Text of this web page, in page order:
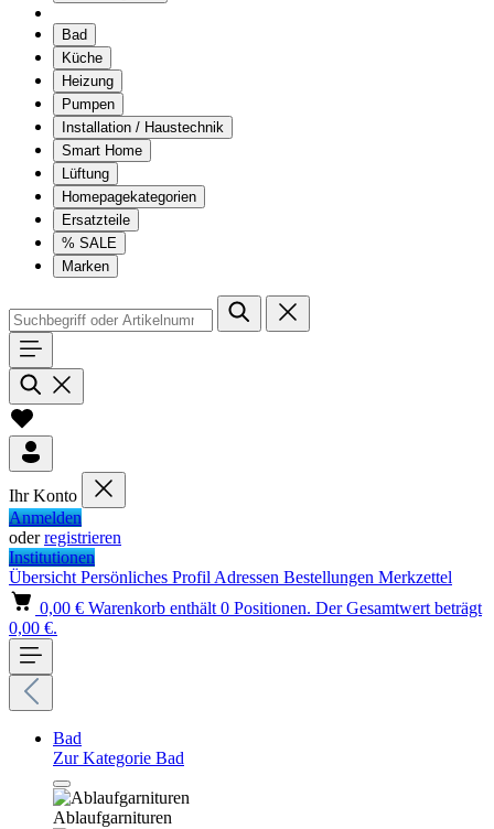
Bad
Küche
Heizung
Pumpen
Installation / Haustechnik
Smart Home
Lüftung
Homepagekategorien
Ersatzteile
% SALE
Marken
Ihr Konto
Anmelden
oderregistrieren
Institutionen
Übersicht Persönliches Profil Adressen Bestellungen Merkzettel
0,00 € Warenkorb enthält 0 Positionen. Der Gesamtwert beträgt
0,00 €.
Bad
Zur Kategorie Bad
Ablaufgarnituren